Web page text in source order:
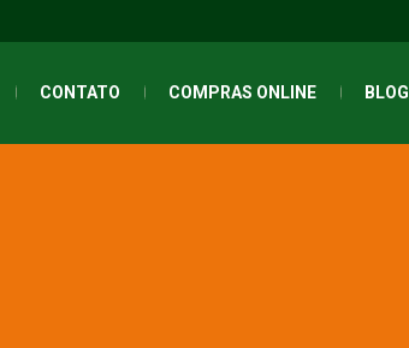
CONTATO COMPRAS ONLINE BLOG